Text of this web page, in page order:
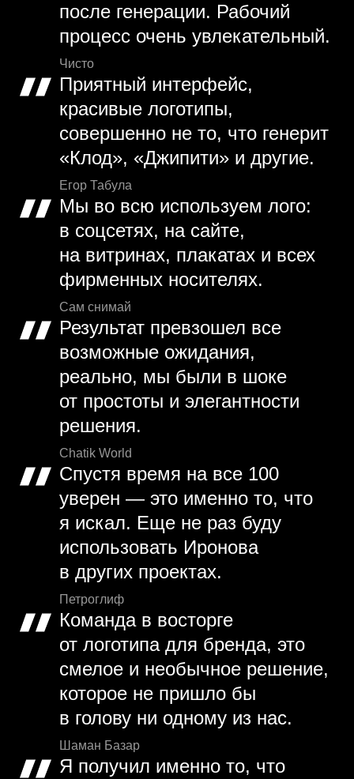
после генерации. Рабочий
процесс очень увлекательный.
Чисто
Приятный интерфейс,
красивые логотипы,
совершенно не то, что генерит
«Клод», «Джипити» и другие.
Егор Табула
Мы во всю используем лого:
в соцсетях, на сайте,
на витринах, плакатах и всех
фирменных носителях.
Сам снимай
Результат превзошел все
возможные ожидания,
реально, мы были в шоке
от простоты и элегантности
решения.
Chatik World
Спустя время на все 100
уверен — это именно то, что
я искал. Еще не раз буду
использовать Иронова
в других проектах.
Петроглиф
Команда в восторге
от логотипа для бренда, это
смелое и необычное решение,
которое не пришло бы
в голову ни одному из нас.
Шаман Базар
Я получил именно то, что